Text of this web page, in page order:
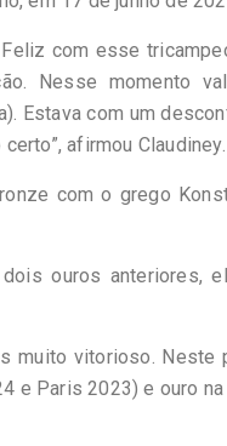
com esse
Nesse momento
Estava com um
afirmou Claudiney.
com o grego
ouros anteriores,
muito vitorioso. Neste
e Paris 2023) e ouro